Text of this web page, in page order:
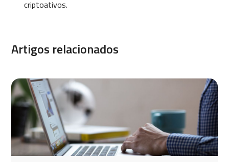
criptoativos.
Artigos relacionados